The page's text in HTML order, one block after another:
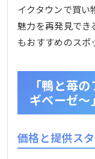
イクタウンで買い
魅力を再発見でき
もおすすめのスポ
「鴨と苺
ギベーゼ～
価格と提供ス